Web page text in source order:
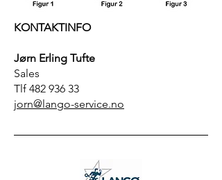
KONTAKTINFO
Jørn Erling Tufte
Sales
Tlf 482 936 33
jorn@lango-service.no